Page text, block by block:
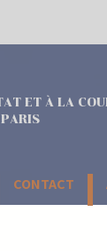
ET À LA
CONTACT